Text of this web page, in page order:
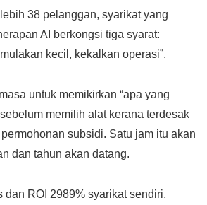
38 pelanggan, syarikat yang
AI berkongsi tiga syarat:
kecil, kekalkan operasi”.
untuk memikirkan “apa yang
memilih alat kerana terdesak
subsidi. Satu jam itu akan
dan tahun akan datang.
dan ROI 2989% syarikat sendiri,